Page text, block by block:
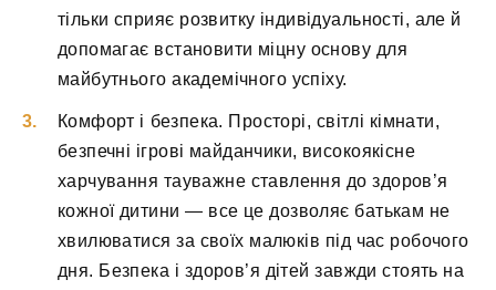
тільки сприяє розвитку індивідуальності, але й
допомагає встановити міцну основу для
майбутнього академічного успіху.
Комфорт і безпека. Просторі, світлі кімнати,
безпечні ігрові майданчики, високоякісне
харчування тауважне ставлення до здоров’я
кожної дитини — все це дозволяє батькам не
хвилюватися за своїх малюків під час робочого
дня. Безпека і здоров’я дітей завжди стоять на